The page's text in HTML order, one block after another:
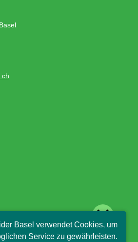
Basel verwendet Cookies, um
Service zu gewährleisten.
Hallo, ich bin Sophia und
close